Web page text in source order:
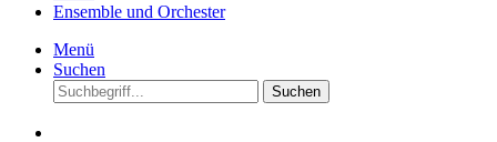
Ensemble und Orchester
Menü
Suchen
Suchen